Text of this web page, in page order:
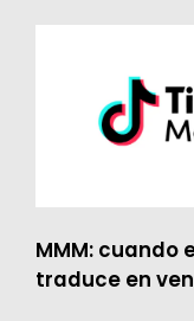
MMM: cuando
traduce en